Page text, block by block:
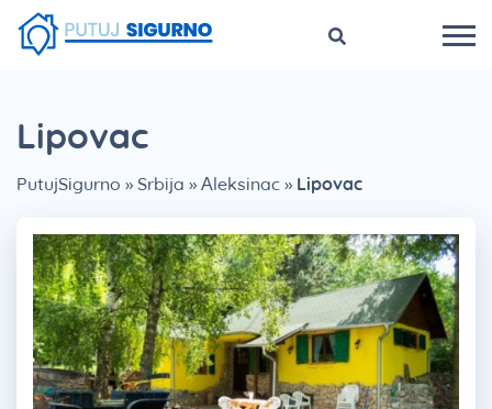
Lipovac
PutujSigurno » Srbija » Aleksinac » Lipovac